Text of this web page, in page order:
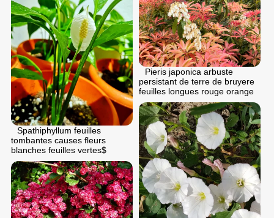
Pieris japonica arbuste
persistant de terre de bruyere
feuilles longues rouge orange
Spathiphyllum feuilles
tombantes causes fleurs
blanches feuilles vertes$